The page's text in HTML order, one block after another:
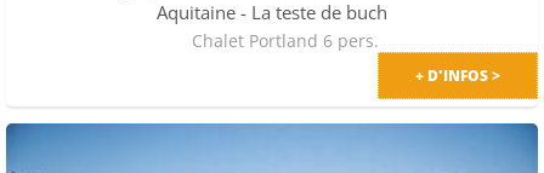
Aquitaine - La teste de buch
Chalet Portland 6 pers.
+ D'INFOS >